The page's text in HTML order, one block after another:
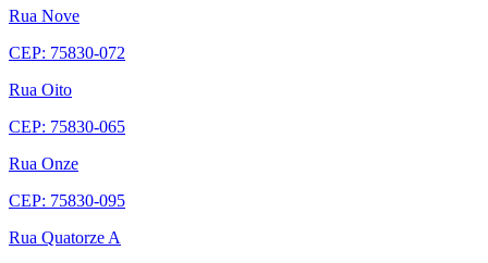
Rua Nove
CEP: 75830-072
Rua Oito
CEP: 75830-065
Rua Onze
CEP: 75830-095
Rua Quatorze A